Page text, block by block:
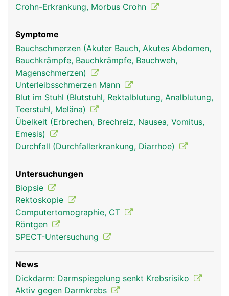
Crohn-Erkrankung, Morbus Crohn
Symptome
Bauchschmerzen (Akuter Bauch, Akutes Abdomen,
Bauchkrämpfe, Bauchkrämpfe, Bauchweh,
Magenschmerzen)
Unterleibsschmerzen Mann
Blut im Stuhl (Blutstuhl, Rektalblutung, Analblutung,
Teerstuhl, Meläna)
Übelkeit (Erbrechen, Brechreiz, Nausea, Vomitus,
Emesis)
Durchfall (Durchfallerkrankung, Diarrhoe)
Untersuchungen
Biopsie
Rektoskopie
Computertomographie, CT
Röntgen
SPECT-Untersuchung
News
Dickdarm: Darmspiegelung senkt Krebsrisiko
Aktiv gegen Darmkrebs